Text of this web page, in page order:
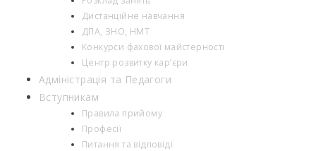
Дистанційне навчання
ДПА, ЗНО, НМТ
Конкурси фахової майстерності
Центр розвитку кар’єри
Адміністрація та Педагоги
Вступникам
Правила прийому
Професії
Питання та відповіді